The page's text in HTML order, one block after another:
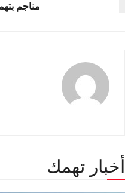
مناجم
أخبار تهمك